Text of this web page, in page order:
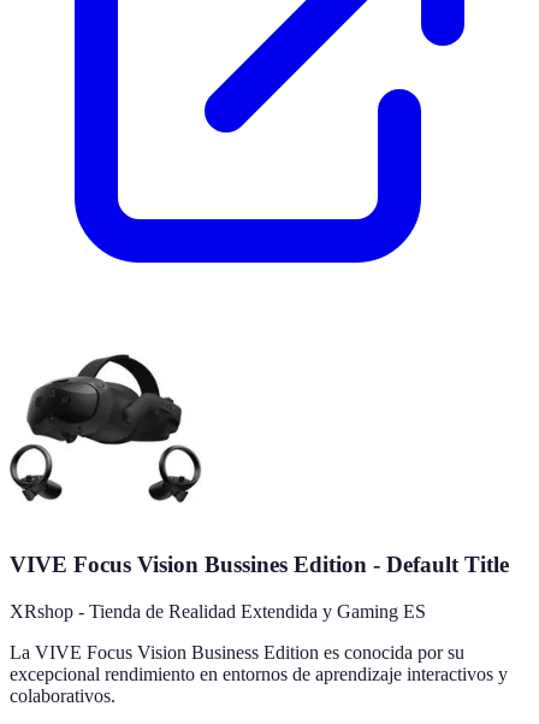
VIVE Focus Vision Bussines Edition - Default Title
XRshop - Tienda de Realidad Extendida y Gaming ES
La VIVE Focus Vision Business Edition es conocida por su
excepcional rendimiento en entornos de aprendizaje interactivos y
colaborativos.